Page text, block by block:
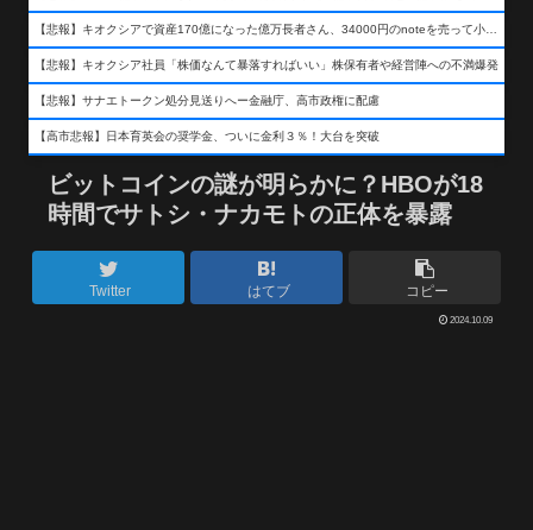
【悲報】キオクシアで資産170億になった億万長者さん、34000円のnoteを売って小銭を稼いでしまうwwwwwwwwwwwwwwwwwwww
【悲報】キオクシア社員「株価なんて暴落すればいい」株保有者や経営陣への不満爆発
【悲報】サナエトークン処分見送りへー金融庁、高市政権に配慮
【高市悲報】日本育英会の奨学金、ついに金利３％！大台を突破
ビットコインの謎が明らかに？HBOが18
時間でサトシ・ナカモトの正体を暴露
Twitter はてブ コピー
2024.10.09